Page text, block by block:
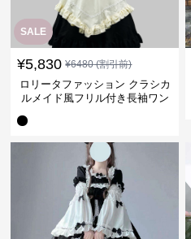
SALE
¥5,830 ¥6480(割引前)
ロリータファッション クラシカ
ルメイド風フリル付き長袖ワン